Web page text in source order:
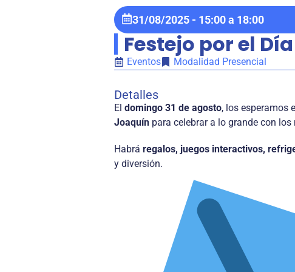
31/08/2025 - 15:00a 18:00
Festejo por el
Eventos Modalidad Presencial
Detalles
El domingo 31 de agosto, los esperamos
Joaquín para celebrar a lo grande con los
Habrá regalos, juegos interactivos,
y diversión.